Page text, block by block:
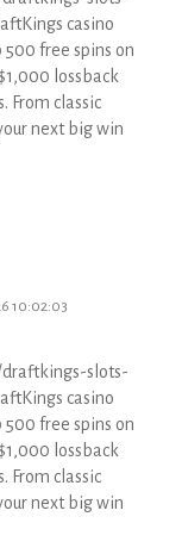
casino
500 free spins on
lossback
From classic
next big win
10:02:03
slots-
casino
500 free spins on
lossback
From classic
next big win